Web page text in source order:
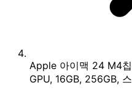
Apple 아이맥 24 M4
GPU, 16GB, 256GB,